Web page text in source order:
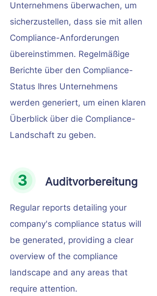
Unternehmens überwachen, um
sicherzustellen, dass sie mit allen
Compliance-Anforderungen
übereinstimmen. Regelmäßige
Berichte über den Compliance-
Status Ihres Unternehmens
werden generiert, um einen klaren
Überblick über die Compliance-
Landschaft zu geben.
Auditvorbereitung
Regular reports detailing your
company's compliance status will
be generated, providing a clear
overview of the compliance
landscape and any areas that
require attention.